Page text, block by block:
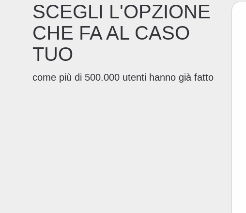
SCEGLI L'OPZIONE
CHE FA AL CASO
TUO
come più di 500.000 utenti hanno già fatto